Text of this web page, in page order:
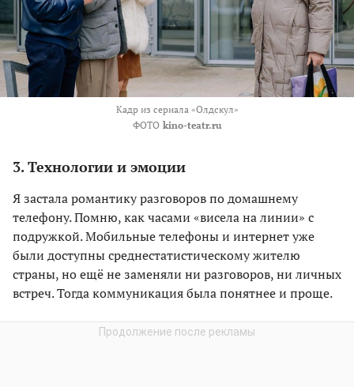
Кадр из сериала «Олдскул»
ФОТО kino-teatr.ru
3. Технологии и эмоции
Я застала романтику разговоров по домашнему
телефону. Помню, как часами «висела на линии» с
подружкой. Мобильные телефоны и интернет уже
были доступны среднестатистическому жителю
страны, но ещё не заменяли ни разговоров, ни личных
встреч. Тогда коммуникация была понятнее и проще.